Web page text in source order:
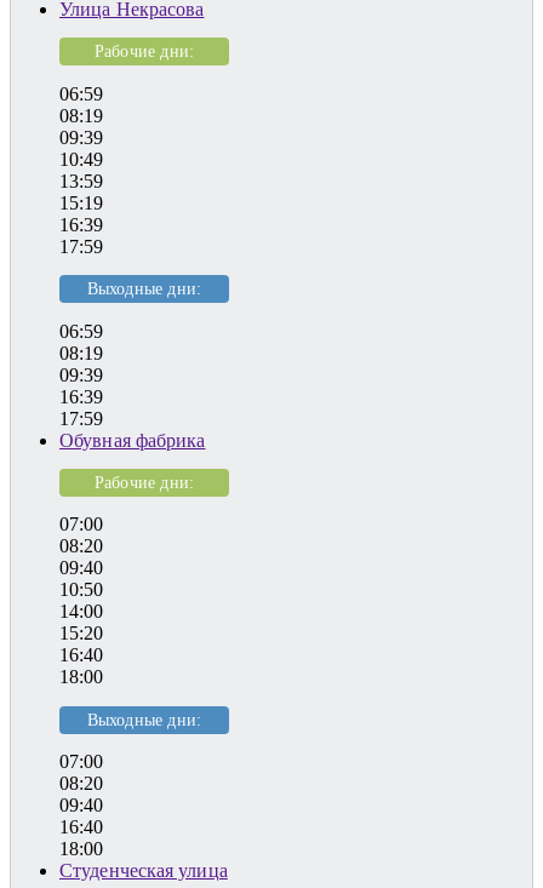
Улица Некрасова
Рабочие дни:
06:59
08:19
09:39
10:49
13:59
15:19
16:39
17:59
Выходные дни:
06:59
08:19
09:39
16:39
17:59
Обувная фабрика
Рабочие дни:
07:00
08:20
09:40
10:50
14:00
15:20
16:40
18:00
Выходные дни:
07:00
08:20
09:40
16:40
18:00
Студенческая улица